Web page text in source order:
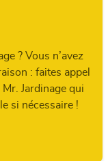
? Vous n’avez
: faites appel
Jardinage qui
si nécessaire !